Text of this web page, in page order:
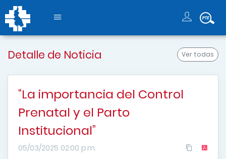
Ver todas
Detalle de Noticia
“La importancia del Control
Prenatal y el Parto
Institucional”
05/03/2025 02:00 p.m.